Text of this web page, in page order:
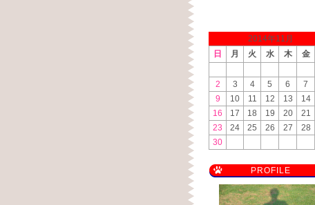
2014年11月
日
月 火 水 木 金
2
3 4 5 6 7
9
10 11 12 13 14
16
17 18 19 20 21
23
24 25 26 27 28
30
PROFILE